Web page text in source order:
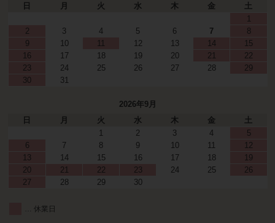
日
月 火 水 木 金
土
1
2
3 4 5 6 7
8
9
10 11 12 13 14
15
16
17 18 19 20 21
22
23
24 25 26 27 28
29
30
31
2026年9月
日
月 火 水 木 金
土
1
2 3 4
5
6
7 8 9 10 11
12
13
14 15 16 17 18
19
20
21 22 23 24 25
26
27
28 29 30
… 休業日